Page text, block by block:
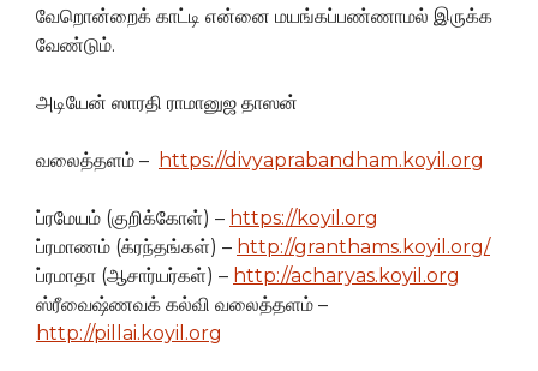
வேறொன்றைக் காட்டி என்னை மயங்கப்பண்ணாமல் இருக்க
வேண்டும்.
அடியேன் ஸாரதி ராமானுஜ தாஸன்
வலைத்தளம் – https://divyaprabandham.koyil.org
ப்ரமேயம் (குறிக்கோள்) – https://koyil.org
ப்ரமாணம் (க்ரந்தங்கள்) – http://granthams.koyil.org/
ப்ரமாதா (ஆசார்யர்கள்) – http://acharyas.koyil.org
ஸ்ரீவைஷ்ணவக் கல்வி வலைத்தளம் –
http://pillai.koyil.org